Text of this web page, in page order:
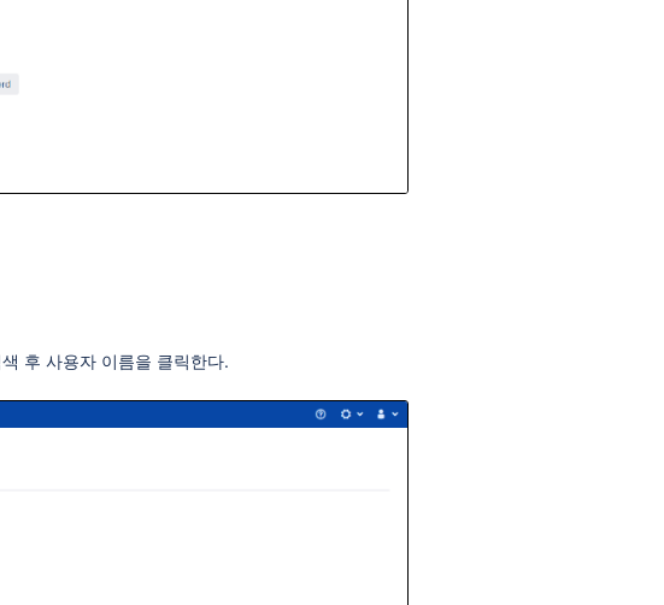
후 사용자 이름을 클릭한다.